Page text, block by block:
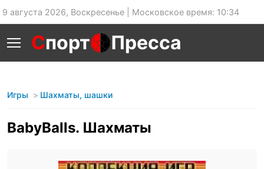
9 августа 2026, Воскресенье | Московское время: 10:34
Спорт Пресса
Игры Шахматы, шашки
BabyBalls. Шахматы